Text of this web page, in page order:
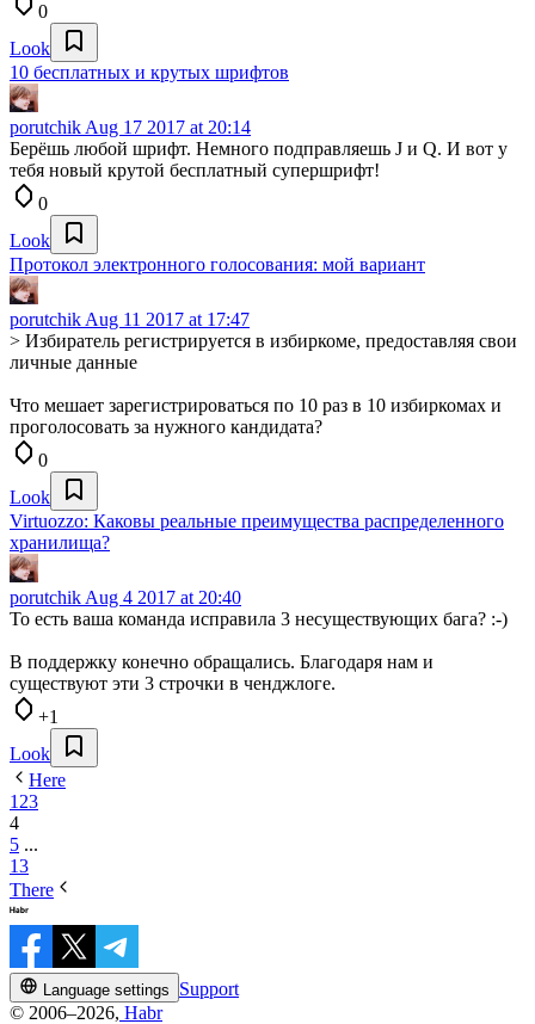
0
Look
10 бесплатных и крутых шрифтов
porutchik Aug 17 2017 at 20:14
Берёшь любой шрифт. Немного подправляешь J и Q. И вот у
тебя новый крутой бесплатный супершрифт!
0
Look
Протокол электронного голосования: мой вариант
porutchik Aug 11 2017 at 17:47
> Избиратель регистрируется в избиркоме, предоставляя свои
личные данные
Что мешает зарегистрироваться по 10 раз в 10 избиркомах и
проголосовать за нужного кандидата?
0
Look
Virtuozzo: Каковы реальные преимущества распределенного
хранилища?
porutchik Aug 4 2017 at 20:40
То есть ваша команда исправила 3 несуществующих бага? :-)
В поддержку конечно обращались. Благодаря нам и
существуют эти 3 строчки в ченджлоге.
+1
Look
Here
1 23
4
5 ...
13
There
Language settings
Support
© 2006–2026, Habr